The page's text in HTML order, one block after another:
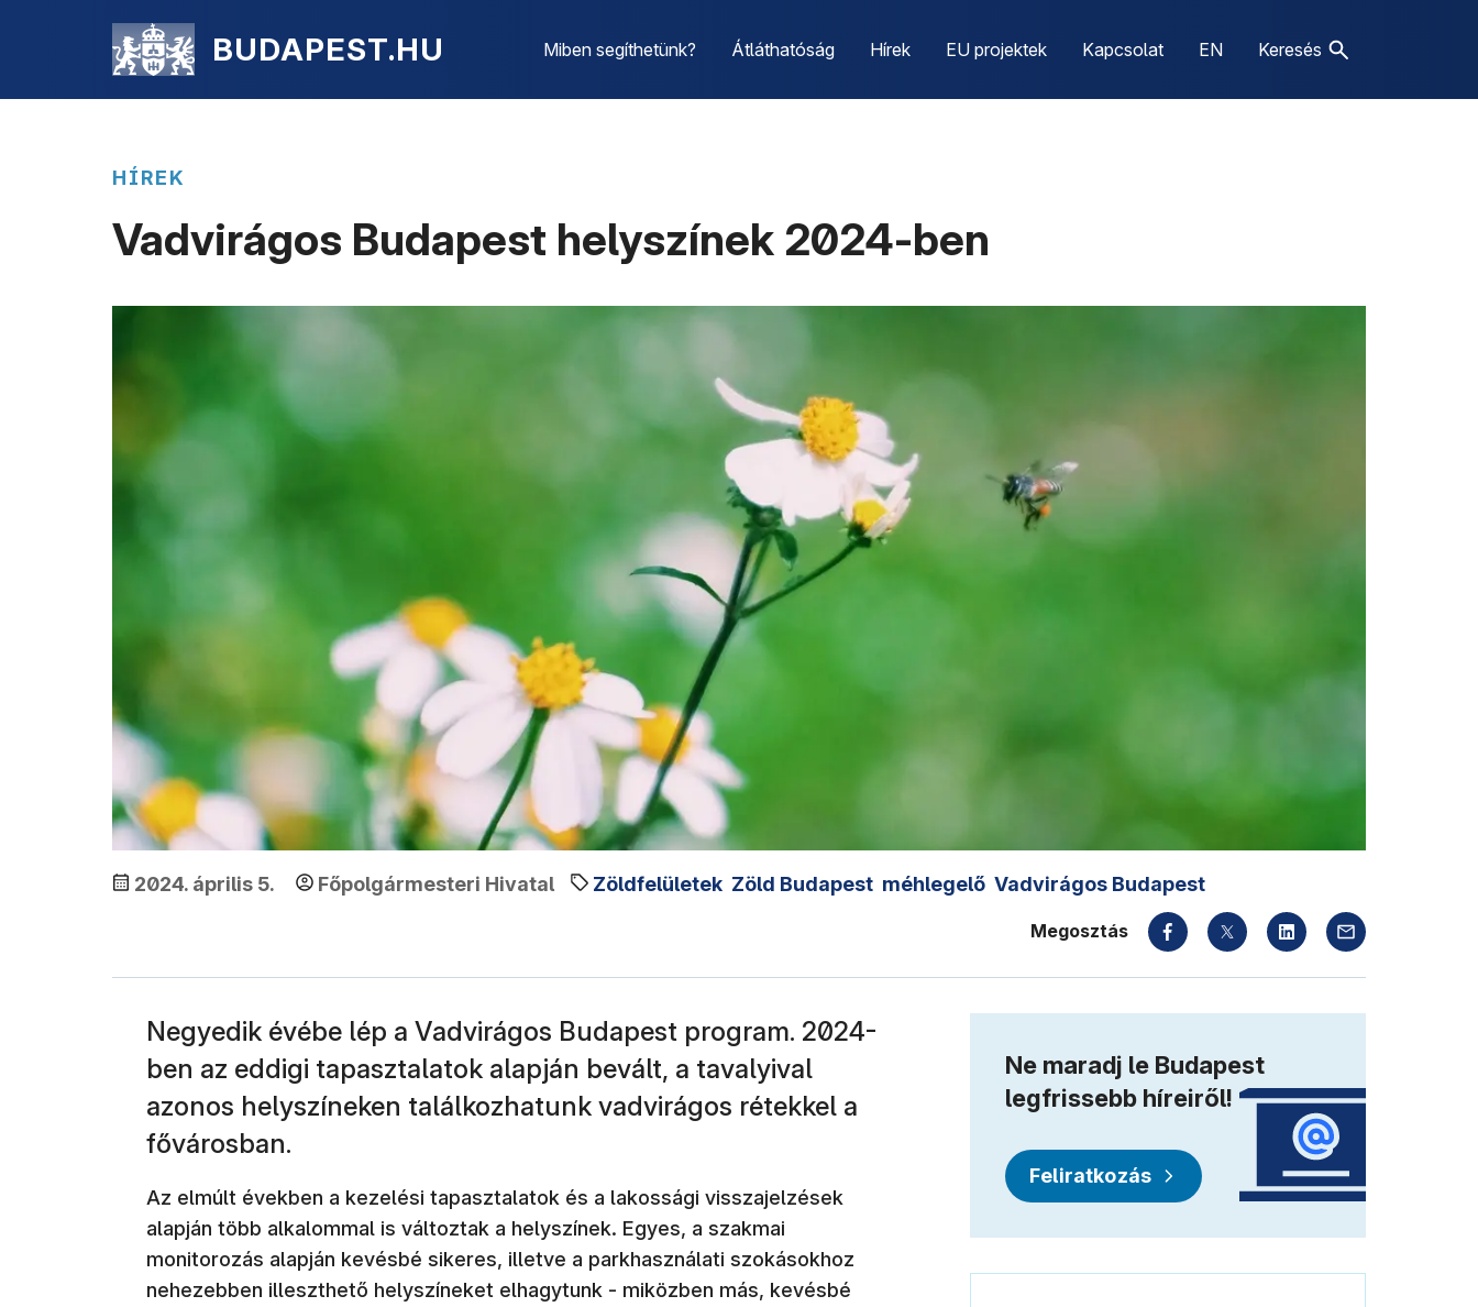
BUDAPEST.HU Miben segíthetünk? Átláthatóság Hírek EU projektek Kapcsolat EN Keresés
HÍREK
Vadvirágos Budapest helyszínek 2024-ben
2024. április 5. Főpolgármesteri Hivatal Zöldfelületek Zöld Budapest méhlegelő Vadvirágos Budapest
Megosztás
Negyedik évébe lép a Vadvirágos Budapest program. 2024-
ben az eddigi tapasztalatok alapján bevált, a tavalyival
azonos helyszíneken találkozhatunk vadvirágos rétekkel a
fővárosban.
Az elmúlt években a kezelési tapasztalatok és a lakossági visszajelzések
alapján több alkalommal is változtak a helyszínek. Egyes, a szakmai
monitorozás alapján kevésbé sikeres, illetve a parkhasználati szokásokhoz
nehezebben illeszthető helyszíneket elhagytunk - miközben más, kevésbé
Ne maradj le Budapest
legfrissebb híreiről!
Feliratkozás